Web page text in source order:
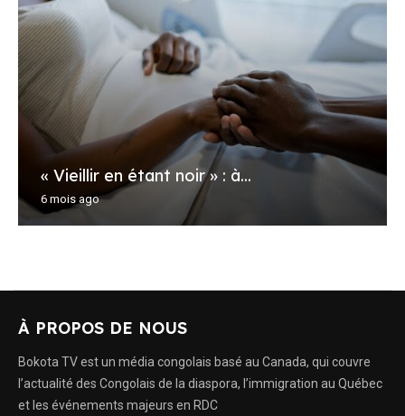
« Vieillir en étant noir » : à...
6 mois ago
À PROPOS DE NOUS
Bokota TV est un média congolais basé au Canada, qui couvre
l’actualité des Congolais de la diaspora, l’immigration au Québec
et les événements majeurs en RDC